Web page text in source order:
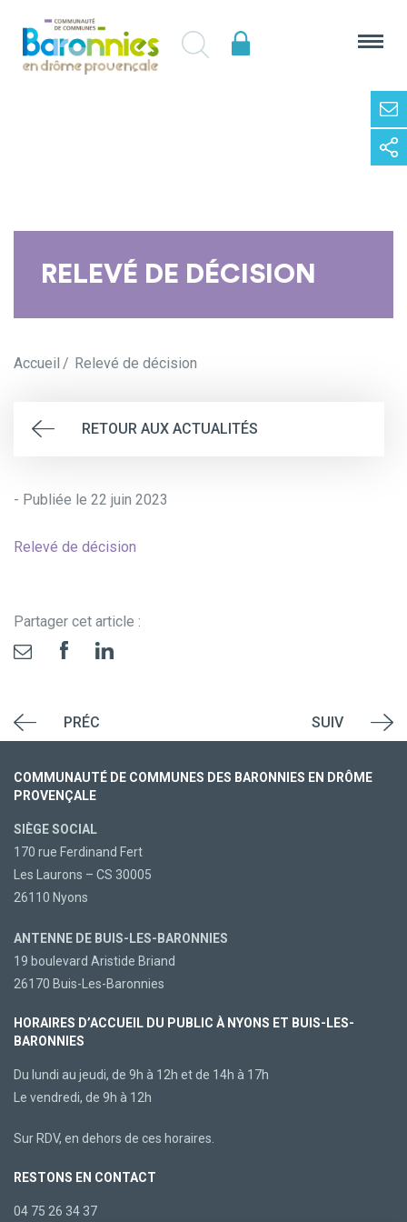
RELEVÉ DE DÉCISION
Accueil Relevé de décision
RETOUR AUX ACTUALITÉS
- Publiée le 22 juin 2023
Relevé de décision
Partager cet article :
PRÉC SUIV
COMMUNAUTÉ DE COMMUNES DES BARONNIES EN DRÔME
PROVENÇALE
SIÈGE SOCIAL
170 rue Ferdinand Fert
Les Laurons – CS 30005
26110 Nyons
ANTENNE DE BUIS-LES-BARONNIES
19 boulevard Aristide Briand
26170 Buis-Les-Baronnies
HORAIRES D’ACCUEIL DU PUBLIC À NYONS ET BUIS-LES-
BARONNIES
Du lundi au jeudi, de 9h à 12h et de 14h à 17h
Le vendredi, de 9h à 12h
Sur RDV, en dehors de ces horaires.
RESTONS EN CONTACT
04 75 26 34 37